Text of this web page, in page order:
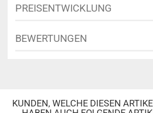
PREISENTWICKLUNG
BEWERTUNGEN
KUNDEN, WELCHE DIESEN